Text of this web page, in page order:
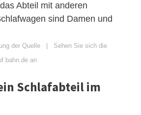
Abteil mit anderen
sind Damen und
der Quelle
Sehen Sie sich die
bahn.de an
Schlafabteil im